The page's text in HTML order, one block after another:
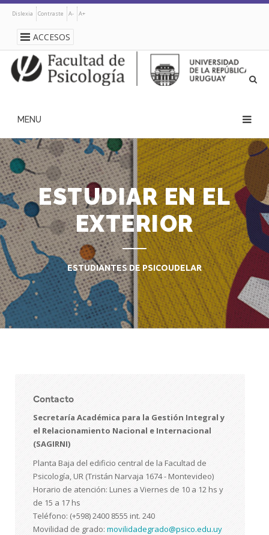
Pasar
principal
Dislexia Contraste A- A+
ACCESOS
navegación
principal
ESTUDIAR EN EL
EXTERIOR
ESTUDIANTES DE PSICOUDELAR
Contacto
Secretaría Académica para la Gestión Integral y
el Relacionamiento Nacional e Internacional
(SAGIRNI)
Planta Baja del edificio central de la Facultad de
Psicología, UR (Tristán Narvaja 1674 - Montevideo)
Horario de atención: Lunes a Viernes de 10 a 12 hs y
de 15 a 17 hs
Teléfono: (+598) 2400 8555 int. 240
Movilidad de grado:movilidadegrado@psico.edu.uy